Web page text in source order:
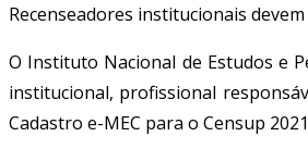
post:
Recenseadores institucionais
O Instituto Nacional de Estudos e
institucional, profissional
Cadastro e-MEC para o Censup 2021